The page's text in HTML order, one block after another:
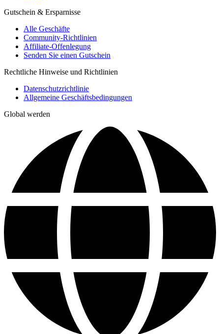
Gutschein & Ersparnisse
Alle Geschäfte
Community-Richtlinien
Affiliate-Offenlegung
Senden Sie einen Gutschein
Rechtliche Hinweise und Richtlinien
Datenschutzrichtlinie
Allgemeine Geschäftsbedingungen
Global werden